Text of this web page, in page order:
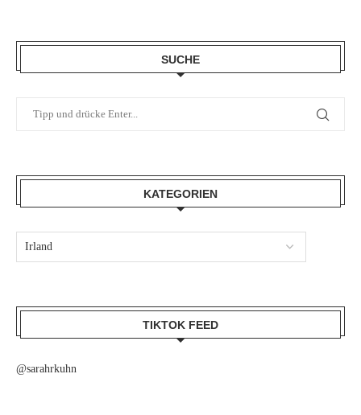
SUCHE
KATEGORIEN
TIKTOK FEED
@sarahrkuhn